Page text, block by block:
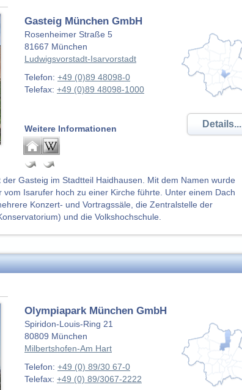
Details...
Gasteig im Stadtteil Haidhausen. Mit dem Namen wurde
Isarufer hoch zu einer Kirche führte. Unter einem Dach
Konzert- und Vortragssäle, die Zentralstelle der
und die Volkshochschule.
Gasteig München GmbH
Rosenheimer Straße 5
81667 München
Ludwigsvorstadt-Isarvorstadt
Telefon: +49 (0)89 48098-0
Telefax: +49 (0)89 48098-1000
Weitere Informationen
Olympiapark München GmbH
Spiridon-Louis-Ring 21
80809 München
Milbertshofen-Am Hart
Telefon: +49 (0) 89/30 67-0
Telefax: +49 (0) 89/3067-2222